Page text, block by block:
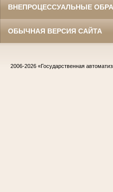
ВНЕПРОЦЕССУАЛЬНЫЕ
ОБЫЧНАЯ ВЕРСИЯ САЙТА
2006-2026 «Государственная